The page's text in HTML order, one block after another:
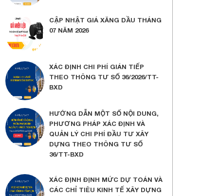
CẬP NHẬT GIÁ XĂNG DẦU THÁNG
07 NĂM 2026
XÁC ĐỊNH CHI PHÍ GIÁN TIẾP
THEO THÔNG TƯ SỐ 36/2026/TT-
BXD
HƯỚNG DẪN MỘT SỐ NỘI DUNG,
PHƯƠNG PHÁP XÁC ĐỊNH VÀ
QUẢN LÝ CHI PHÍ ĐẦU TƯ XÂY
DỰNG THEO THÔNG TƯ SỐ
36/TT-BXD
XÁC ĐỊNH ĐỊNH MỨC DỰ TOÁN VÀ
CÁC CHỈ TIÊU KINH TẾ XÂY DỰNG